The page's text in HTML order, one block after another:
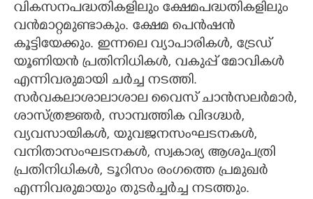
വികസനപദ്ധതികളിലും ക്ഷേമപദ്ധതികളിലും
വൻമാറ്റമുണ്ടാകും. ക്ഷേമ പെൻഷൻ
കൂട്ടിയേക്കും. ഇന്നലെ വ്യാപാരികൾ, ട്രേഡ്
യൂണിയൻ പ്രതിനിധികൾ, വകുപ്പ് മോവികൾ
എന്നിവരുമായി ചർച്ച നടത്തി.
സർവകലാശാലാശാല വൈസ് ചാൻസലർമാർ,
ശാസ്ത്രജ്ഞർ, സാമ്പത്തിക വിദഗ്ദ്ധർ,
വ്യവസായികൾ, യുവജനസംഘടനകൾ,
വനിതാസംഘടനകൾ, സ്വകാര്യ ആശുപത്രി
പ്രതിനിധികൾ, ടൂറിസം രംഗത്തെ പ്രമുഖർ
എന്നിവരുമായും തുടർച്ചർച്ച നടത്തും.